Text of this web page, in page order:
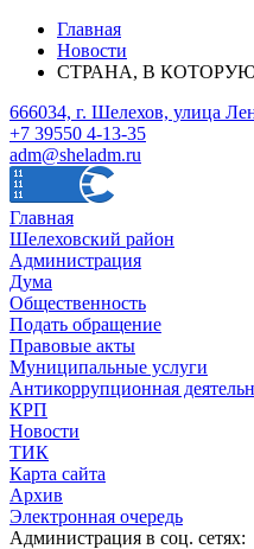
Главная
Новости
СТРАНА, В
666034, г. Шелехов, улица
+7 39550 4-13-35
adm@sheladm.ru
Главная
Шелеховский район
Администрация
Дума
Общественность
Подать обращение
Правовые акты
Муниципальные услуги
Антикоррупционная
КРП
Новости
ТИК
Карта сайта
Архив
Электронная очередь
Администрация в соц. сетях: